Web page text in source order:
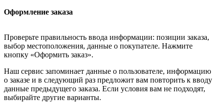
Оформление заказа
Проверьте правильность ввода информации: позиции заказа,
выбор местоположения, данные о покупателе. Нажмите
кнопку «Оформить заказ».
Наш сервис запоминает данные о пользователе, информацию
о заказе и в следующий раз предложит вам повторить к вводу
данные предыдущего заказа. Если условия вам не подходят,
выбирайте другие варианты.